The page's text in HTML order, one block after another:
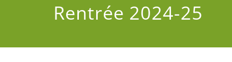
Rentrée 2024-25